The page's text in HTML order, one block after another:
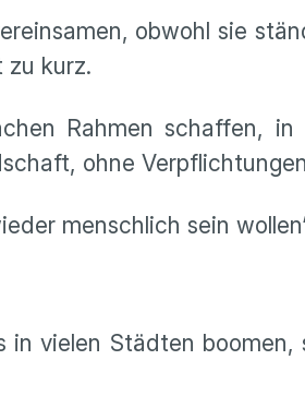
obwohl sie
zu kurz.
Rahmen schaffen,
ohne
menschlich sein
in vielen Städten